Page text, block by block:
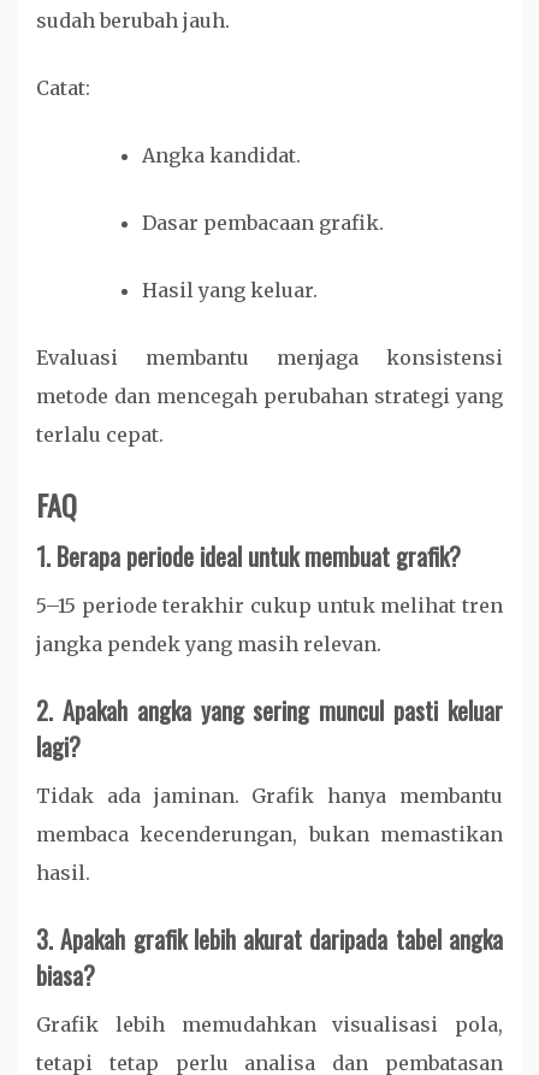
sudah berubah jauh.
Catat:
Angka kandidat.
Dasar pembacaan grafik.
Hasil yang keluar.
Evaluasi membantu menjaga konsistensi
metode dan mencegah perubahan strategi yang
terlalu cepat.
FAQ
1. Berapa periode ideal untuk membuat grafik?
5–15 periode terakhir cukup untuk melihat tren
jangka pendek yang masih relevan.
2. Apakah angka yang sering muncul pasti keluar
lagi?
Tidak ada jaminan. Grafik hanya membantu
membaca kecenderungan, bukan memastikan
hasil.
3. Apakah grafik lebih akurat daripada tabel angka
biasa?
Grafik lebih memudahkan visualisasi pola,
tetapi tetap perlu analisa dan pembatasan